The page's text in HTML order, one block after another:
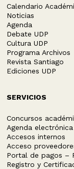
Calendario
Noticias
Agenda
Debate UDP
Cultura UDP
Programa Archivos
Revista Santiago
Ediciones UDP
SERVICIOS
Concursos
Agenda electrónica
Accesos internos
Acceso
Portal de pagos –
Registro y